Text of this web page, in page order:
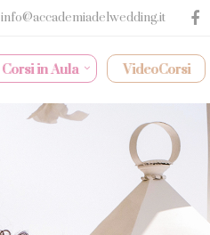
info@accademiadelwedding.it
Corsi in Aula VideoCorsi